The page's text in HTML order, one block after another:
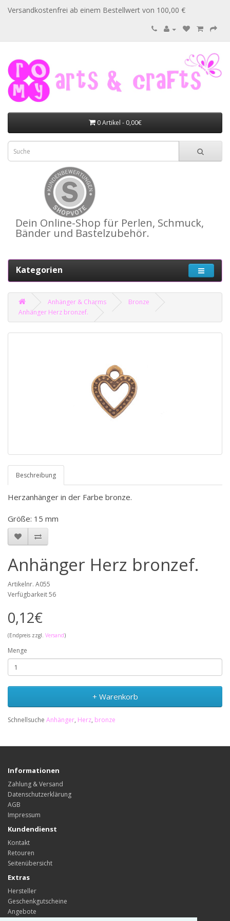
Versandkostenfrei ab einem Bestellwert von 100,00 €
0 Artikel - 0,00€
Dein Online-Shop für Perlen, Schmuck,
Bänder und Bastelzubehör.
Kategorien
Anhänger & Charms
Bronze
Anhänger Herz bronzef.
Beschreibung
Herzanhänger in der Farbe bronze.
Größe: 15 mm
Anhänger Herz bronzef.
Artikelnr. A055
Verfügbarkeit 56
0,12€
(Endpreis zzgl. Versand)
Menge
+ Warenkorb
Schnellsuche Anhänger, Herz, bronze
Informationen
Zahlung & Versand
Datenschutzerklärung
AGB
Impressum
Kundendienst
Kontakt
Retouren
Seitenübersicht
Extras
Hersteller
Geschenkgutscheine
Angebote